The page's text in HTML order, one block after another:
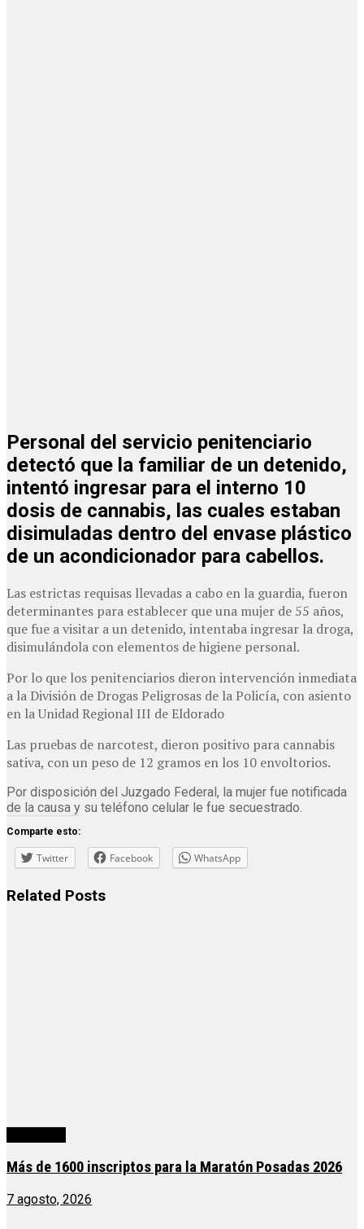
Personal del servicio penitenciario
detectó que la familiar de un detenido,
intentó ingresar para el interno 10
dosis de cannabis, las cuales estaban
disimuladas dentro del envase plástico
de un acondicionador para cabellos.
Las estrictas requisas llevadas a cabo en la guardia, fueron
determinantes para establecer que una mujer de 55 años,
que fue a visitar a un detenido, intentaba ingresar la droga,
disimulándola con elementos de higiene personal.
Por lo que los penitenciarios dieron intervención inmediata
a la División de Drogas Peligrosas de la Policía, con asiento
en la Unidad Regional III de Eldorado
Las pruebas de narcotest, dieron positivo para cannabis
sativa, con un peso de 12 gramos en los 10 envoltorios.
Por disposición del Juzgado Federal, la mujer fue notificada
de la causa y su teléfono celular le fue secuestrado.
Comparte esto:
Twitter Facebook WhatsApp
Related Posts
Más de 1600 inscriptos para la Maratón Posadas 2026
7 agosto, 2026